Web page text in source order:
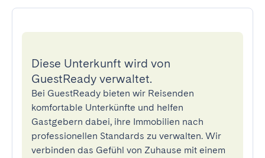
Diese Unterkunft wird von
GuestReady verwaltet.
Bei GuestReady bieten wir Reisenden
komfortable Unterkünfte und helfen
Gastgebern dabei, ihre Immobilien nach
professionellen Standards zu verwalten. Wir
verbinden das Gefühl von Zuhause mit einem